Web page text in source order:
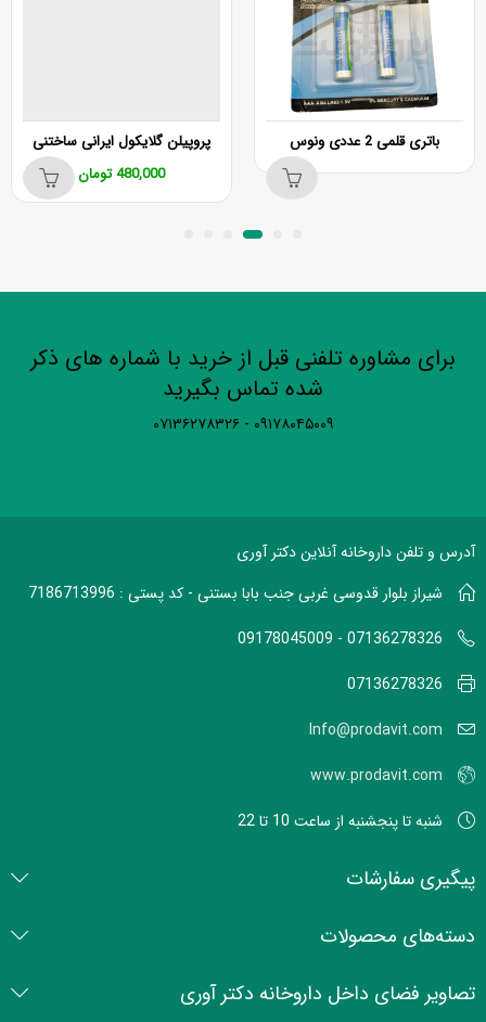
باتری قلمی 2 عددی ونوس
پروپيلن گلايکول ايرانی ساختنی
480,000تومان
برای مشاوره تلفنی قبل از خرید با شماره های ذکر
شده تماس بگیرید
۰۹۱۷۸۰۴۵۰۰۹ - ۰۷۱۳۶۲۷۸۳۲۶
آدرس و تلفن داروخانه آنلاین دکتر آوری
شیراز بلوار قدوسی غربی جنب بابا بستنی - کد پستی : 7186713996
07136278326 - 09178045009
07136278326
Info@prodavit.com
www.prodavit.com
شنبه تا پنجشنبه از ساعت 10 تا 22
پیگیری سفارشات
دسته‌های محصولات
تصاویر فضای داخل داروخانه دکتر آوری